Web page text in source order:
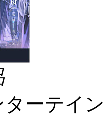
ターテイ